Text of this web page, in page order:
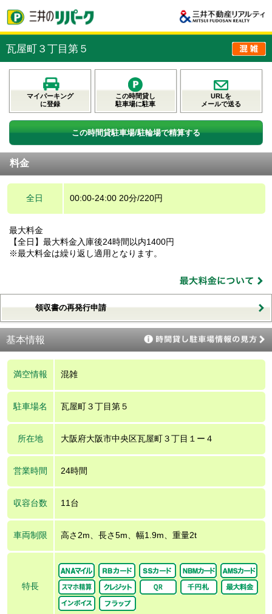
瓦屋町３丁目第５
マイパーキング
に登録
この時間貸し
駐車場に駐車
URLを
メールで送る
この時間貸駐車場/駐輪場で精算する
料金
全日 00:00-24:00 20分/220円
最大料金
【全日】最大料金入庫後24時間以内1400円
※最大料金は繰り返し適用となります。
領収書の再発行申請
基本情報
満空情報 混雑
駐車場名 瓦屋町３丁目第５
所在地 大阪府大阪市中央区瓦屋町３丁目１ー４
営業時間 24時間
収容台数 11台
車両制限 高さ2m、長さ5m、幅1.9m、重量2t
特長